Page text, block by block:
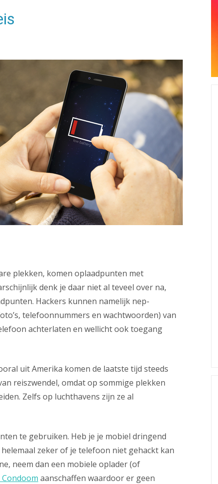
plekken, komen oplaadpunten met
denk je daar niet al teveel over na,
Hackers kunnen namelijk nep-
telefoonnummers en wachtwoorden) van
achterlaten en wellicht ook toegang
uit Amerika komen de laatste tijd steeds
reiszwendel, omdat op sommige plekken
Zelfs op luchthavens zijn ze al
te gebruiken. Heb je je mobiel dringend
zeker of je telefoon niet gehackt kan
neem dan een mobiele oplader (of
Condoom aanschaffen waardoor er geen